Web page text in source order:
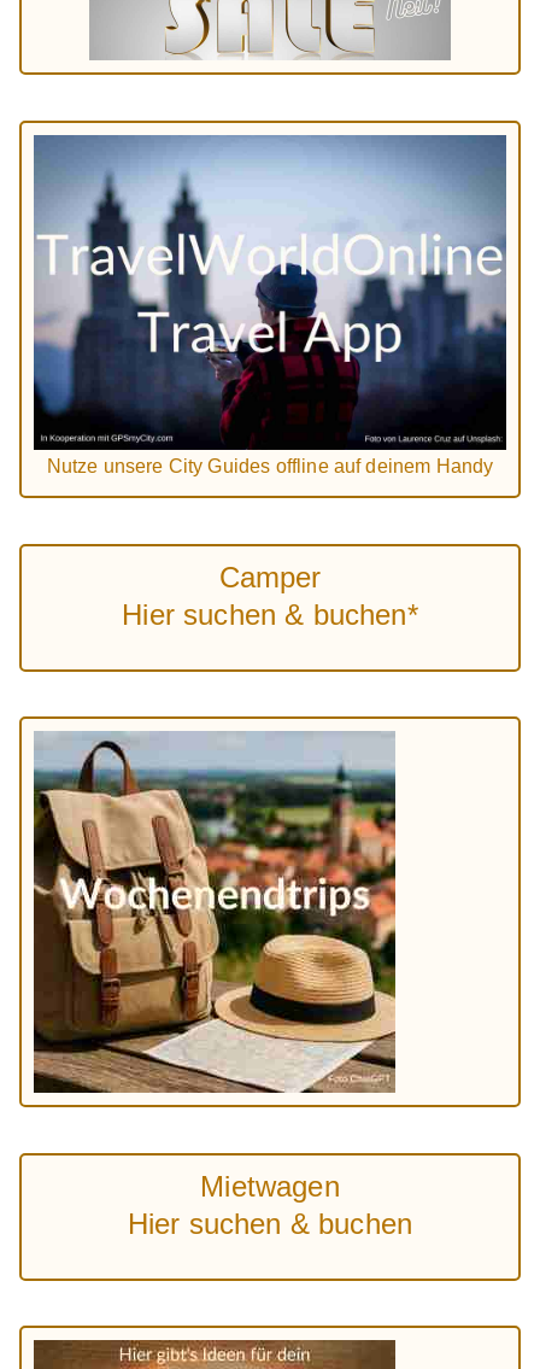
Nutze unsere City Guides offline auf deinem Handy
Camper
Hier suchen & buchen*
Mietwagen
Hier suchen & buchen